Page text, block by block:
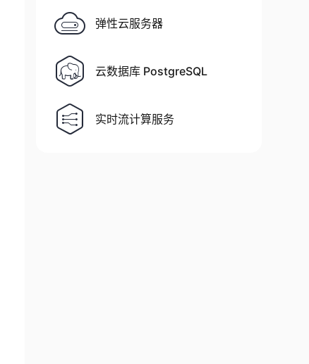
没有被配置，'username' 属性的值将为
弹性云服务器
云数据库 PostgreSQL
实时流计算服务